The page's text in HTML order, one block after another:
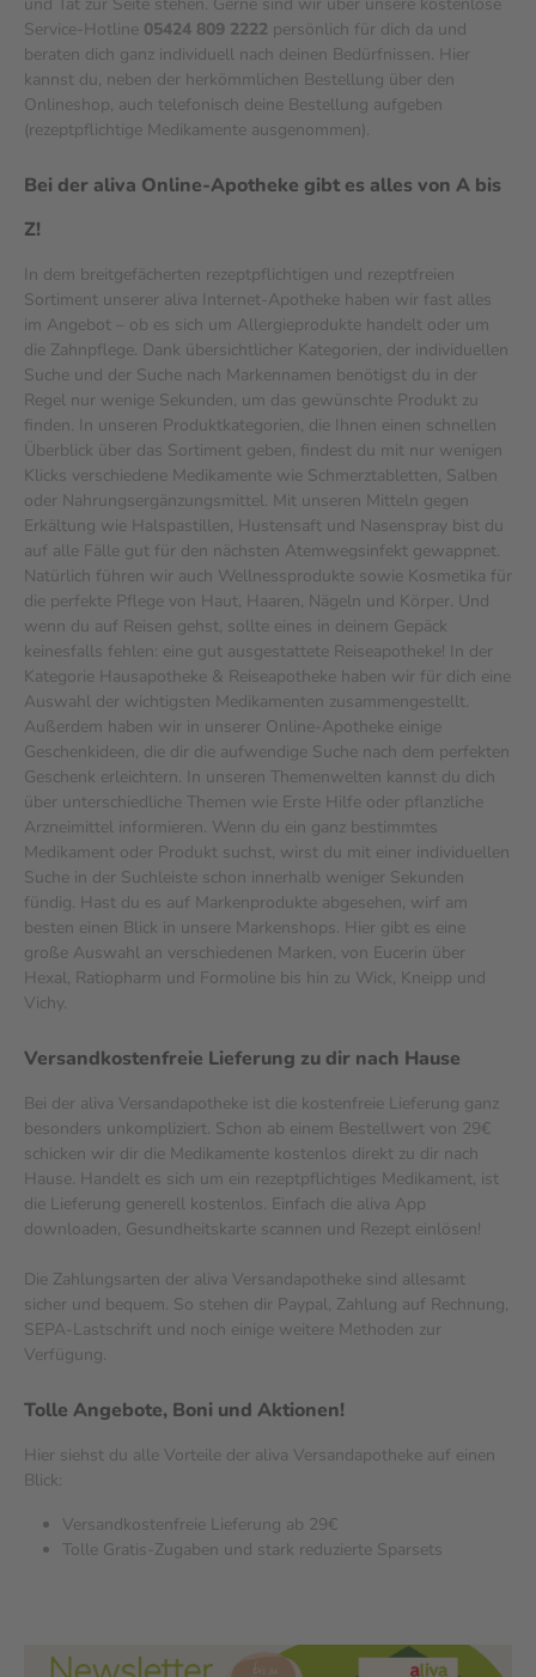
und Tat zur Seite stehen. Gerne sind wir über unsere kostenlose
Service-Hotline 05424 809 2222 persönlich für dich da und
beraten dich ganz individuell nach deinen Bedürfnissen. Hier
kannst du, neben der herkömmlichen Bestellung über den
Onlineshop, auch telefonisch deine Bestellung aufgeben
(rezeptpflichtige Medikamente ausgenommen).
Bei der aliva Online-Apotheke gibt es alles von A bis
Z!
In dem breitgefächerten rezeptpflichtigen und rezeptfreien
Sortiment unserer aliva Internet-Apotheke haben wir fast alles
im Angebot – ob es sich um Allergieprodukte handelt oder um
die Zahnpflege. Dank übersichtlicher Kategorien, der individuellen
Suche und der Suche nach Markennamen benötigst du in der
Regel nur wenige Sekunden, um das gewünschte Produkt zu
finden. In unseren Produktkategorien, die Ihnen einen schnellen
Überblick über das Sortiment geben, findest du mit nur wenigen
Klicks verschiedene Medikamente wie Schmerztabletten, Salben
oder Nahrungsergänzungsmittel. Mit unseren Mitteln gegen
Erkältung wie Halspastillen, Hustensaft und Nasenspray bist du
auf alle Fälle gut für den nächsten Atemwegsinfekt gewappnet.
Natürlich führen wir auch Wellnessprodukte sowie Kosmetika für
die perfekte Pflege von Haut, Haaren, Nägeln und Körper. Und
wenn du auf Reisen gehst, sollte eines in deinem Gepäck
keinesfalls fehlen: eine gut ausgestattete Reiseapotheke! In der
Kategorie Hausapotheke & Reiseapotheke haben wir für dich eine
Auswahl der wichtigsten Medikamenten zusammengestellt.
Außerdem haben wir in unserer Online-Apotheke einige
Geschenkideen, die dir die aufwendige Suche nach dem perfekten
Geschenk erleichtern. In unseren Themenwelten kannst du dich
über unterschiedliche Themen wie Erste Hilfe oder pflanzliche
Arzneimittel informieren. Wenn du ein ganz bestimmtes
Medikament oder Produkt suchst, wirst du mit einer individuellen
Suche in der Suchleiste schon innerhalb weniger Sekunden
fündig. Hast du es auf Markenprodukte abgesehen, wirf am
besten einen Blick in unsere Markenshops. Hier gibt es eine
große Auswahl an verschiedenen Marken, von Eucerin über
Hexal, Ratiopharm und Formoline bis hin zu Wick, Kneipp und
Vichy.
Versandkostenfreie Lieferung zu dir nach Hause
Bei der aliva Versandapotheke ist die kostenfreie Lieferung ganz
besonders unkompliziert. Schon ab einem Bestellwert von 29€
schicken wir dir die Medikamente kostenlos direkt zu dir nach
Hause. Handelt es sich um ein rezeptpflichtiges Medikament, ist
die Lieferung generell kostenlos. Einfach die aliva App
downloaden, Gesundheitskarte scannen und Rezept einlösen!
Die Zahlungsarten der aliva Versandapotheke sind allesamt
sicher und bequem. So stehen dir Paypal, Zahlung auf Rechnung,
SEPA-Lastschrift und noch einige weitere Methoden zur
Verfügung.
Tolle Angebote, Boni und Aktionen!
Hier siehst du alle Vorteile der aliva Versandapotheke auf einen
Blick:
Versandkostenfreie Lieferung ab 29€
Tolle Gratis-Zugaben und stark reduzierte Sparsets